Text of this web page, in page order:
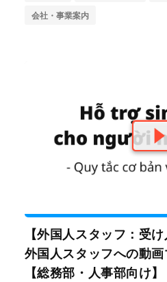
会社・事業案内
【外国人スタッフ：受
外国人スタッフへの動
【総務部・人事部向け